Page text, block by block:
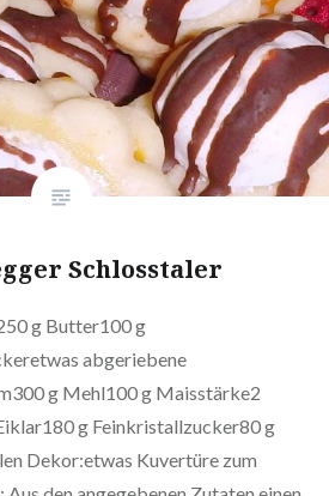
Schlosstaler
g Butter100 g
abgeriebene
g Mehl100 g Maisstärke2
g Feinkristallzucker80 g
Dekor:etwas Kuvertüre zum